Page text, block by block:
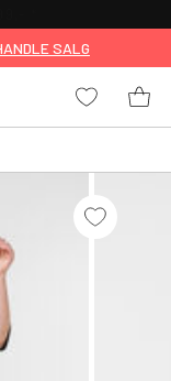
SALG